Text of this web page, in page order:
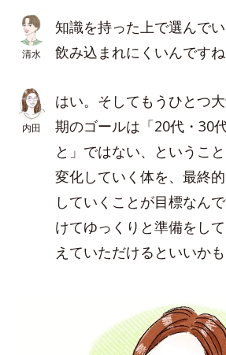
清水
知識を持った上で選んで
飲み込まれにくいんですね
内田
はい。そしてもうひとつ
期のゴールは「20代・30
と」ではない、というこ
変化していく体を、最終
していくことが目標なん
けてゆっくりと準備をし
えていただけるといいかも